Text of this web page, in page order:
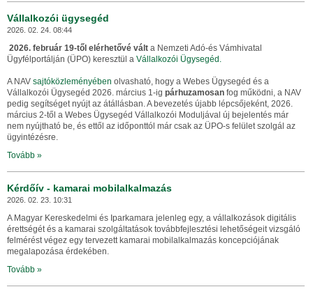
Vállalkozói ügysegéd
2026. 02. 24. 08:44
2026. február 19-től elérhetővé vált a Nemzeti Adó-és Vámhivatal
Ügyfélportálján (ÜPO) keresztül a Vállalkozói Ügysegéd.
A NAV sajtóközleményében olvasható, hogy a Webes Ügysegéd és a
Vállalkozói Ügysegéd 2026. március 1-ig párhuzamosan fog működni, a NAV
pedig segítséget nyújt az átállásban. A bevezetés újabb lépcsőjeként, 2026.
március 2-től a Webes Ügysegéd Vállalkozói Moduljával új bejelentés már
nem nyújtható be, és ettől az időponttól már csak az ÜPO-s felület szolgál az
ügyintézésre.
Tovább »
Kérdőív - kamarai mobilalkalmazás
2026. 02. 23. 10:31
A Magyar Kereskedelmi és Iparkamara jelenleg egy, a vállalkozások digitális
érettségét és a kamarai szolgáltatások továbbfejlesztési lehetőségeit vizsgáló
felmérést végez egy tervezett kamarai mobilalkalmazás koncepciójának
megalapozása érdekében.
Tovább »